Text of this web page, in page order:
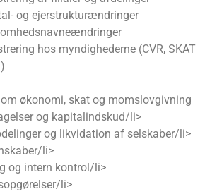
og ejerstrukturændringer
hos myndighederne (CVR, SKAT
økonomi, skat og momslovgivning
og kapitalindskud/li>
og likvidation af selskaber/li>
li>
og intern kontrol/li>
li>